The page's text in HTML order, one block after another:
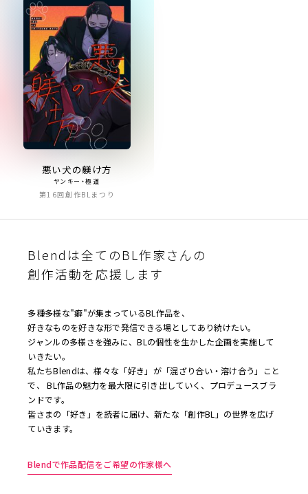
悪い犬の躾け方
ヤンキー・極道
第16回創作BLまつり
Blendは全てのBL作家さんの
創作活動を応援します
多種多様な"癖"が集まっているBL作品を、
好きなものを好きな形で発信できる場としてあり続けたい。
ジャンルの多様さを強みに、BLの個性を生かした企画を実施して
いきたい。
私たちBlendは、様々な「好き」が「混ざり合い・溶け合う」こと
で、 BL作品の魅力を最大限に引き出していく、プロデュースブラ
ンドです。
皆さまの「好き」を読者に届け、新たな「創作BL」の世界を広げ
ていきます。
Blendで作品配信をご希望の作家様へ